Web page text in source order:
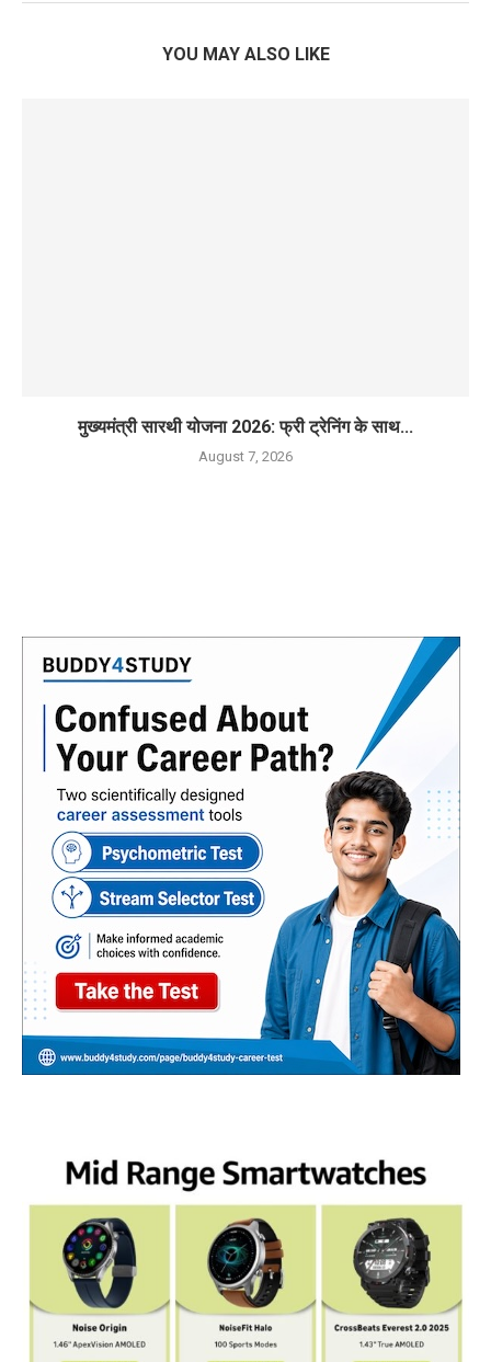
YOU MAY ALSO LIKE
मुख्यमंत्री सारथी योजना 2026: फ्री ट्रेनिंग के साथ...
August 7, 2026